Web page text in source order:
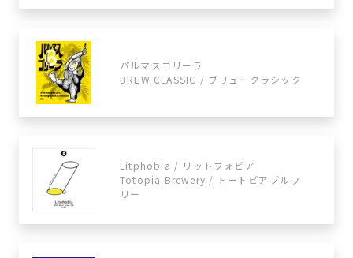
パルマスゴリーラ
BREW CLASSIC / ブリュークラシック
Litphobia / リットフォビア
Totopia Brewery / トートピアブルワ
リー